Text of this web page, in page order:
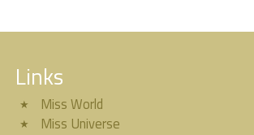
Links
Miss World
Miss Universe